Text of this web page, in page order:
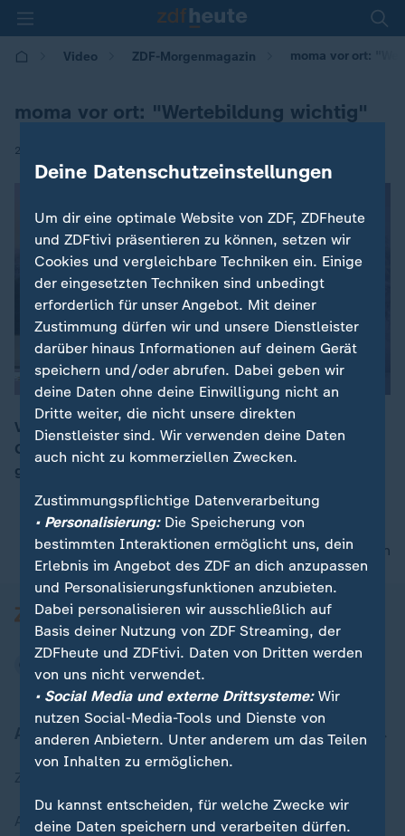
Video ZDF-Morgenmagazin moma vor ort:
moma vor ort: "Wertebildung wichtig"
23.06.2025 | 05:30
00:15
Veteran Michael Bartscher und Oberst Jochen
Gumprich im Gespräch über die Kriegstüchtigkeit und
gesellschaftliche Anerkennung der Bundeswehr.
nach oben
Aktuell bei ZDFheute
Aktuelle Sendungs-Videos
Deine Datenschutzeinstellungen
Um dir eine optimale Website von ZDF, ZDFheute
und ZDFtivi präsentieren zu können, setzen wir
Cookies und vergleichbare Techniken ein. Einige
der eingesetzten Techniken sind unbedingt
erforderlich für unser Angebot. Mit deiner
Zustimmung dürfen wir und unsere Dienstleister
darüber hinaus Informationen auf deinem Gerät
speichern und/oder abrufen. Dabei geben wir
deine Daten ohne deine Einwilligung nicht an
Dritte weiter, die nicht unsere direkten
Dienstleister sind. Wir verwenden deine Daten
auch nicht zu kommerziellen Zwecken.
Zustimmungspflichtige Datenverarbeitung
• Personalisierung:Die Speicherung von
bestimmten Interaktionen ermöglicht uns, dein
Erlebnis im Angebot des ZDF an dich anzupassen
und Personalisierungsfunktionen anzubieten.
Dabei personalisieren wir ausschließlich auf
Basis deiner Nutzung von ZDF Streaming, der
ZDFheute und ZDFtivi. Daten von Dritten werden
von uns nicht verwendet.
• Social Media und externe Drittsysteme:Wir
nutzen Social-Media-Tools und Dienste von
anderen Anbietern. Unter anderem um das Teilen
von Inhalten zu ermöglichen.
Du kannst entscheiden, für welche Zwecke wir
deine Daten speichern und verarbeiten dürfen.